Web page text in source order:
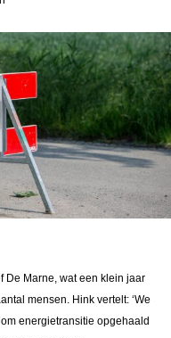
De Marne, wat een klein jaar
mensen. Hink vertelt: ‘We
energietransitie opgehaald